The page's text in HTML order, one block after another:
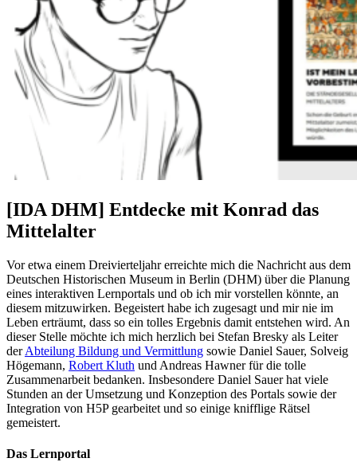
[IDA DHM] Entdecke mit Konrad das
Mittelalter
Vor etwa einem Dreivierteljahr erreichte mich die Nachricht aus dem
Deutschen Historischen Museum in Berlin (DHM) über die Planung
eines interaktiven Lernportals und ob ich mir vorstellen könnte, an
diesem mitzuwirken. Begeistert habe ich zugesagt und mir nie im
Leben erträumt, dass so ein tolles Ergebnis damit entstehen wird. An
dieser Stelle möchte ich mich herzlich bei Stefan Bresky als Leiter
derAbteilung Bildung und Vermittlung sowie Daniel Sauer, Solveig
Högemann, Robert Kluth und Andreas Hawner für die tolle
Zusammenarbeit bedanken. Insbesondere Daniel Sauer hat viele
Stunden an der Umsetzung und Konzeption des Portals sowie der
Integration von H5P gearbeitet und so einige knifflige Rätsel
gemeistert.
Das Lernportal